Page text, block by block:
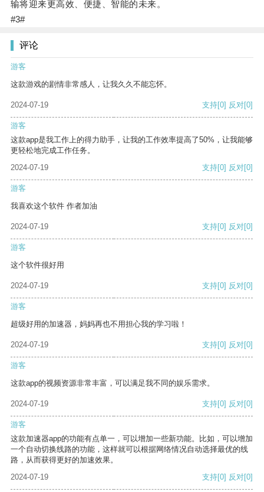
输将迎来更高效、便捷、智能的未来。
#3#
评论
游客
这款游戏的剧情非常感人，让我久久不能忘怀。
2024-07-19 支持[0] 反对[0]
游客
这款app是我工作上的得力助手，让我的工作效率提高了50%，让我能够
更轻松地完成工作任务。
2024-07-19
支持[0] 反对[0]
游客
我喜欢这个软件 作者加油
2024-07-19 支持[0] 反对[0]
游客
这个软件很好用
2024-07-19 支持[0] 反对[0]
游客
超级好用的加速器，妈妈再也不用担心我的学习啦！
2024-07-19 支持[0] 反对[0]
游客
这款app的视频资源非常丰富，可以满足我不同的娱乐需求。
2024-07-19 支持[0] 反对[0]
游客
这款加速器app的功能有点单一，可以增加一些新功能。比如，可以增加
一个自动切换线路的功能，这样就可以根据网络情况自动选择最优的线
路，从而获得更好的加速效果。
2024-07-19
支持[0] 反对[0]